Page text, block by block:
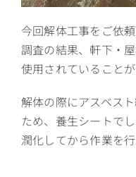
今回解体工事をご依
調査の結果、軒下・
使用されていること
解体の際にアスベス
ため、養生シートで
潤化してから作業を行